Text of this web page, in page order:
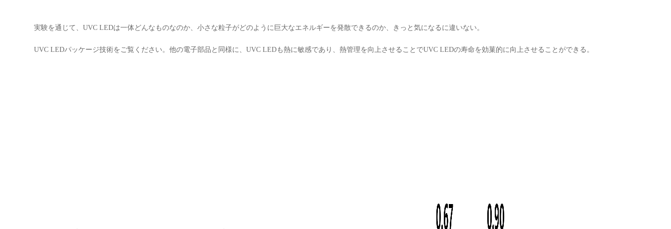
実験を通じて、UVC LEDは一体どんなものなのか、小さな粒子がどのように巨大なエネルギーを発散できるのか、きっと気になるに違いない。
UVC LEDパッケージ技術をご覧ください。他の電子部品と同様に、UVC LEDも熱に敏感であり、熱管理を向上させることでUVC LEDの寿命を効菓的に向上させることができる。